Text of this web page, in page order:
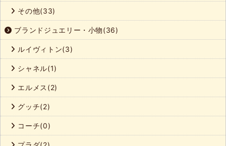
その他(33)
ブランドジュエリー・小物(36)
ルイヴィトン(3)
シャネル(1)
エルメス(2)
グッチ(2)
コーチ(0)